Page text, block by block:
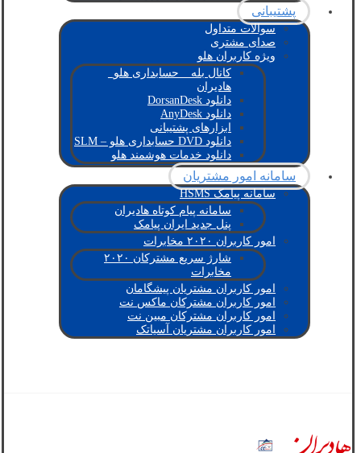
پشتیبانی
سوالات متداول
صدای مشتری
ویژه کاربران هلو
کانال بله _ حسابداری هلو_
هادیران
دانلود DorsanDesk
دانلود AnyDesk
ابزارهای پشتیبانی
دانلود DVD حسابداری هلو – SLM
دانلود خدمات هوشمند هلو
سامانه امور مشتریان
سامانه پیامک HSMS
سامانه پیام کوتاه هادیران
پنل جدید ایران پیامک
امور کاربران ۲۰۲۰ مخابرات
شارژ سریع مشترکان ۲۰۲۰
مخابرات
امور کاربران مشتریان پیشگامان
امور کاربران مشترکان ماکس نت
امور کاربران مشترکان مبین نت
امور کاربران مشتریان آسیاتک